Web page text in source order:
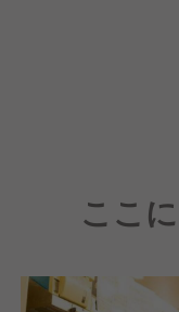
して活躍してい
は、エリアマネ
ただきます。20
リーダーシップを
ここ